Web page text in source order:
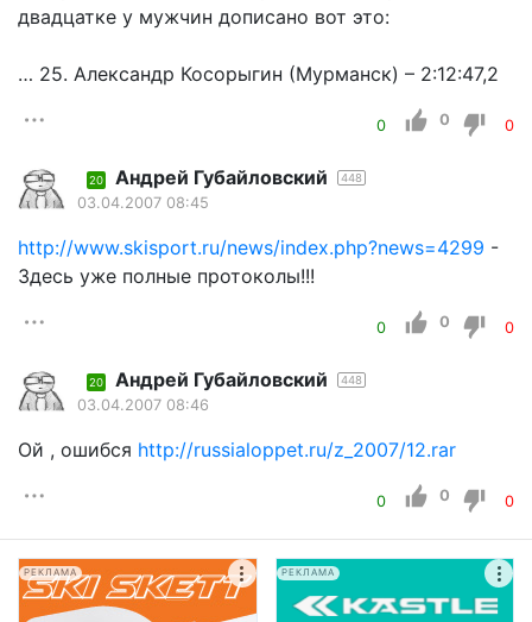
двадцатке у мужчин дописано вот это:
… 25. Александр Косорыгин (Мурманск) – 2:12:47,2
0 0 0
20 Андрей Губайловский 448
03.04.2007 08:45
http://www.skisport.ru/news/index.php?news=4299 -
Здесь уже полные протоколы!!!
0 0 0
20 Андрей Губайловский 448
03.04.2007 08:46
Ой , ошибся http://russialoppet.ru/z_2007/12.rar
0 0 0
РЕКЛАМА РЕКЛАМА